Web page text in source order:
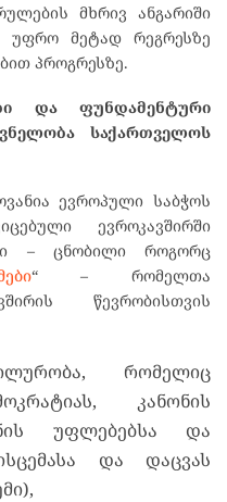
მხრივ ანგარიში
უფრო მეტად რეგრესზე
პროგრესზე.
და ფუნდამენტური
საქართველოს
ევროპული საბჭოს
ევროკავშირში
– ცნობილი როგორც
“ – რომელთა
წევრობისთვის
რომელიც
კანონის
უფლებებსა და
და დაცვას